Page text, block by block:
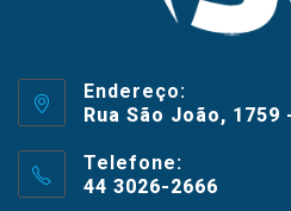
Endereço:
Rua São João,
Telefone:
44 3026-2666